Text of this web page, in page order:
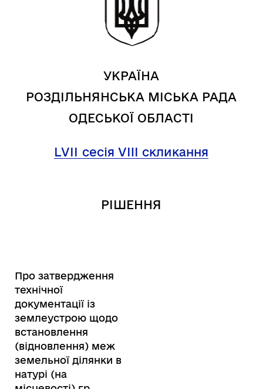
УКРАЇНА
РОЗДІЛЬНЯНСЬКА МІСЬКА РАДА
ОДЕСЬКОЇ ОБЛАСТІ
LVІІ сесія VIII скликання
РІШЕННЯ
Про затвердження
технічної
документації із
землеустрою щодо
встановлення
(відновлення) меж
земельної ділянки в
натурі (на